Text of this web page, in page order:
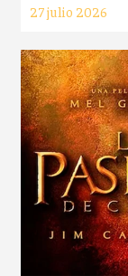
27 julio 2026